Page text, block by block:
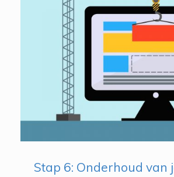
Stap 6: Onderhoud van